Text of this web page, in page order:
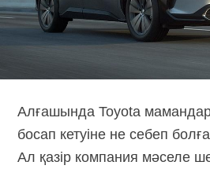
Алғашында Toyota
босап кетуіне не себеп
Ал қазір компания мәселе